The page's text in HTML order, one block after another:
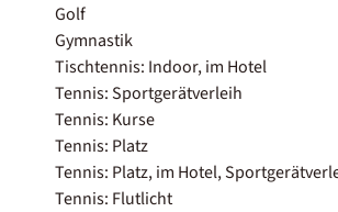
Golf
Gymnastik
Tischtennis: Indoor, im Hotel
Tennis: Sportgerätverleih
Tennis: Kurse
Tennis: Platz
Tennis: Platz, im Hotel,
Tennis: Flutlicht